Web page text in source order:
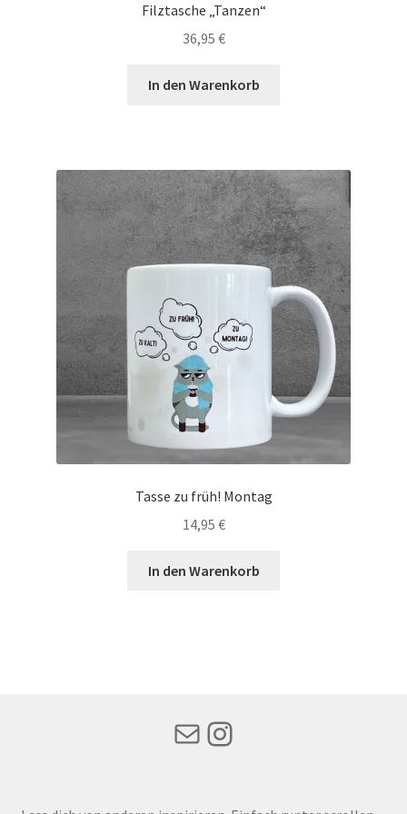
Filztasche „Tanzen“
36,95 €
In den Warenkorb
Tasse zu früh! Montag
14,95 €
In den Warenkorb
MailInstagram